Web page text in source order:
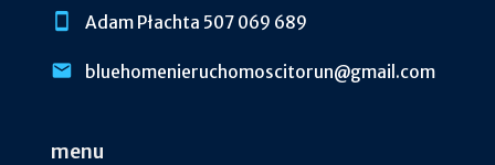
Adam Płachta 507 069 689
bluehomenieruchomoscitorun@gmail.com
menu